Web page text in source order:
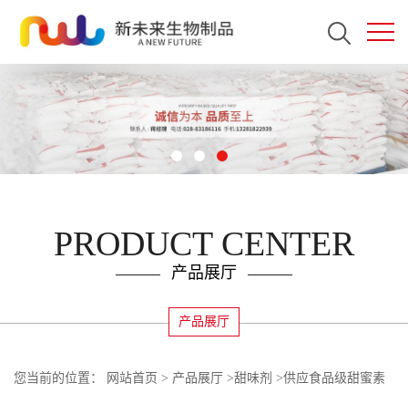
PRODUCT CENTER
产品展厅
产品展厅
您当前的位置： 网站首页 > 产品展厅 >甜味剂 >供应食品级甜蜜素